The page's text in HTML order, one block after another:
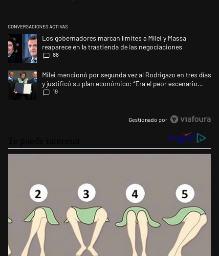
CONVERSACIONES ACTIVAS
Este listado muestra los artículos con más comentarios en los últimos
Un artículo de tendencia con el título "Los gobernadores marcan
Los gobernadores marcan límites a Milei y Massa
reaparece en la trastienda de las negociaciones
88
Un artículo de tendencia con el título "Milei mencionó por segunda
Milei mencionó por segunda vez al Rodrigazo en tres días
y justificó su plan económico: “Era el peor escenario
posible”
19
Gestionado por